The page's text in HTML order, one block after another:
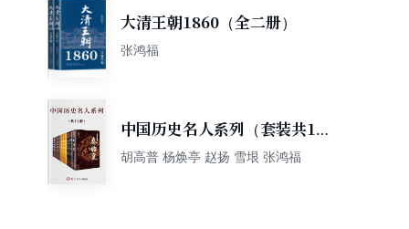
大清王朝1860（全二册）
张鸿福
中国历史名人系列（套装共13
册）
胡高普 杨焕亭 赵扬 雪垠 张鸿福